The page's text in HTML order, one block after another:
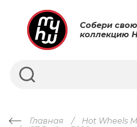
Собери
коллекцию
Главная
Hot Wheels